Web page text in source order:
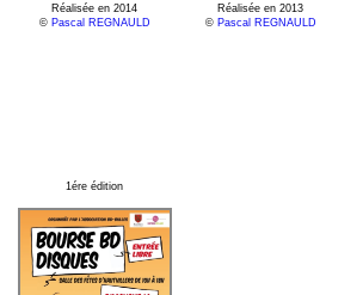
Réalisée en 2014
© Pascal REGNAULD
Réalisée en 2013
© Pascal REGNAULD
1ére édition